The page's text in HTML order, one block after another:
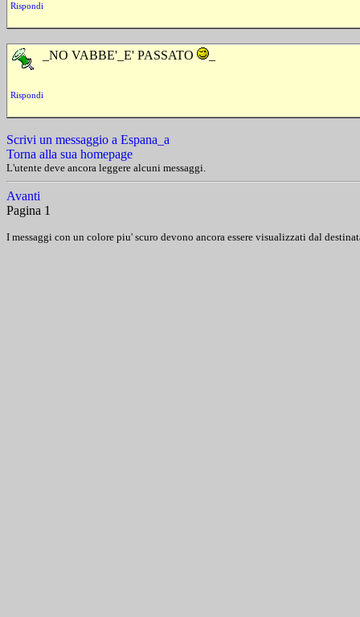
Rispondi
_NO VABBE'_E' PASSATO
Rispondi
Scrivi un messaggio a Espana_a
Torna alla sua homepage
L'utente deve ancora leggere alcuni messaggi.
Avanti
Pagina 1
I messaggi con un colore piu' scuro devono ancora essere visualizzati dal